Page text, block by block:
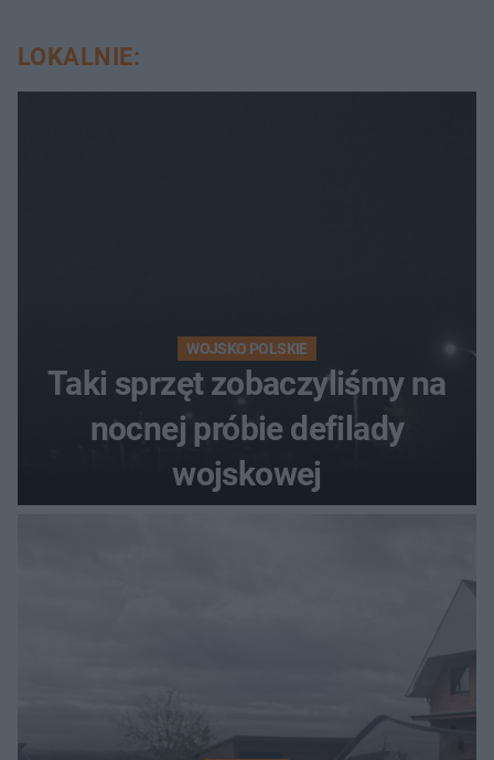
LOKALNIE:
WOJSKO POLSKIE
Taki sprzęt zobaczyliśmy na
nocnej próbie defilady
wojskowej